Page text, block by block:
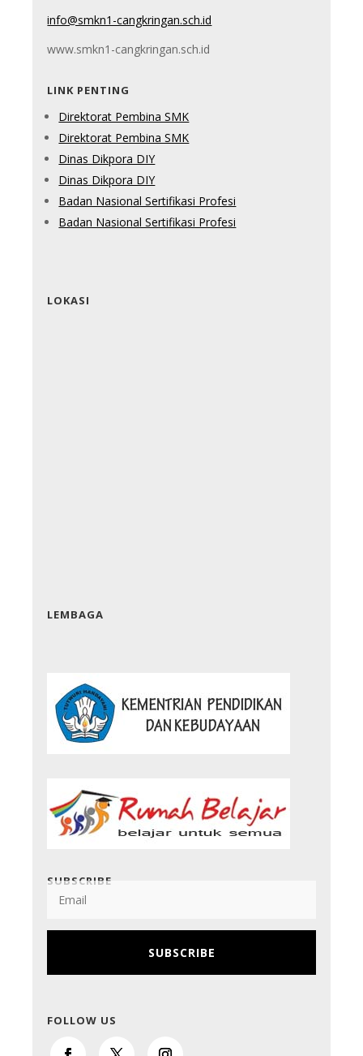
info@smkn1-cangkringan.sch.id
www.smkn1-cangkringan.sch.id
LINK PENTING
Direktorat Pembina SMK
Direktorat Pembina SMK
Dinas Dikpora DIY
Dinas Dikpora DIY
Badan Nasional Sertifikasi Profesi
Badan Nasional Sertifikasi Profesi
LOKASI
LEMBAGA
SUBSCRIBE
SUBSCRIBE
FOLLOW US